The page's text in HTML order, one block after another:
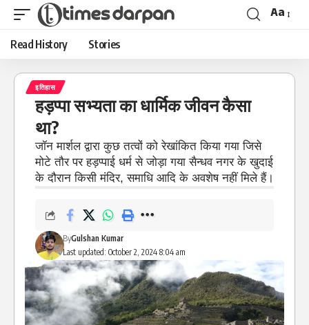
Aa
Read History Stories
इतिहास
हड़प्पा सभ्यता का धार्मिक जीवन कैसा
था?
जॉन मार्शल द्वारा कुछ तत्वों को रेखांकित किया गया जिसे
मोटे तौर पर हड़प्पाई धर्म से जोड़ा गया सैन्धव नगर के खुदाई
के दौरान किसी मंदिर, समाधि आदि के अवशेष नहीं मिले हैं।
Last updated: October 2, 2024 8:04 am
ByGulshan Kumar